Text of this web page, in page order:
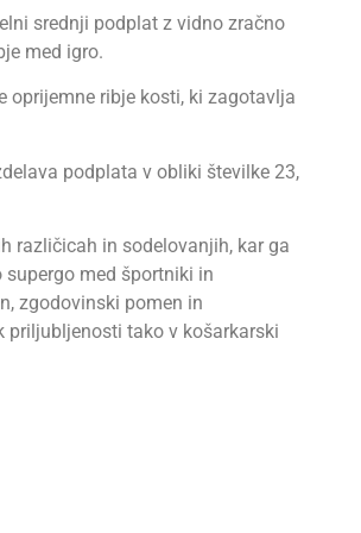
srednji podplat z vidno zračno
med igro.
oprijemne ribje kosti, ki zagotavlja
podplata v obliki številke 23,
različicah in sodelovanjih, kar ga
med športniki in
zgodovinski pomen in
tako v košarkarski